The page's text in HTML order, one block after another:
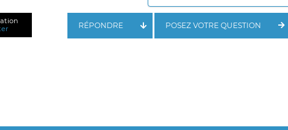
POSEZ VOTRE QUESTION
RÉPONDRE